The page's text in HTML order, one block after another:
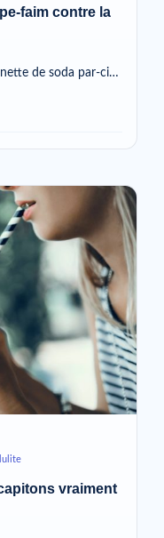
faim contre la
de soda par-ci…
vraiment